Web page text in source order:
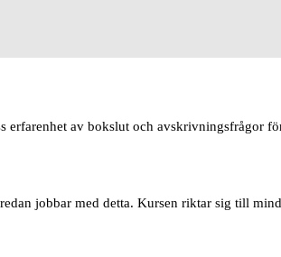
av bokslut och avskrivningsfrågor
jobbar med detta. Kursen riktar sig till